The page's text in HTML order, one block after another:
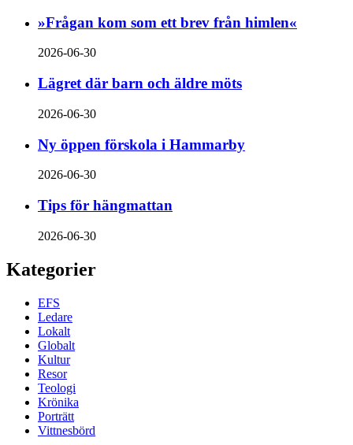
»Frågan kom som ett brev från himlen«
2026-06-30
Lägret där barn och äldre möts
2026-06-30
Ny öppen förskola i Hammarby
2026-06-30
Tips för hängmattan
2026-06-30
Kategorier
EFS
Ledare
Lokalt
Globalt
Kultur
Resor
Teologi
Krönika
Porträtt
Vittnesbörd